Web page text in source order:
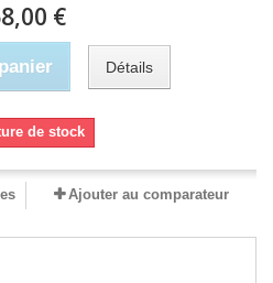
€
Détails
de stock
Ajouter au comparateur